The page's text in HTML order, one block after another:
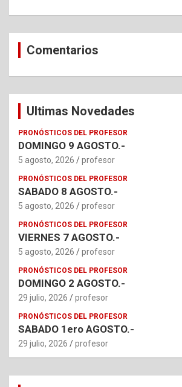
Comentarios
Ultimas Novedades
PRONÓSTICOS DEL PROFESOR
DOMINGO 9 AGOSTO.-
5 agosto, 2026 profesor
PRONÓSTICOS DEL PROFESOR
SABADO 8 AGOSTO.-
5 agosto, 2026 profesor
PRONÓSTICOS DEL PROFESOR
VIERNES 7 AGOSTO.-
5 agosto, 2026 profesor
PRONÓSTICOS DEL PROFESOR
DOMINGO 2 AGOSTO.-
29 julio, 2026 profesor
PRONÓSTICOS DEL PROFESOR
SABADO 1ero AGOSTO.-
29 julio, 2026 profesor